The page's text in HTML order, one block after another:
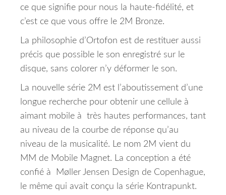
ce que signifie pour nous la haute-fidélité, et
c’est ce que vous offre le 2M Bronze.
La philosophie d’Ortofon est de restituer aussi
précis que possible le son enregistré sur le
disque, sans colorer n’y déformer le son.
La nouvelle série 2M est l’aboutissement d’une
longue recherche pour obtenir une cellule à
aimant mobile à très hautes performances, tant
au niveau de la courbe de réponse qu’au
niveau de la musicalité. Le nom 2M vient du
MM de Mobile Magnet. La conception a été
confié à Møller Jensen Design de Copenhague,
le même qui avait conçu la série Kontrapunkt.